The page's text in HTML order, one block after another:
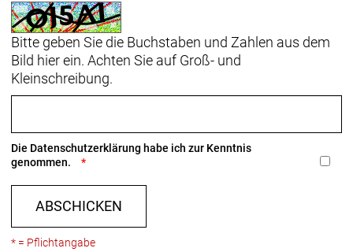
Bitte geben Sie die Buchstaben und Zahlen aus dem
Bild hier ein. Achten Sie auf Groß- und
Kleinschreibung.
Die Datenschutzerklärung habe ich zur Kenntnis
genommen.
ABSCHICKEN
* = Pflichtangabe